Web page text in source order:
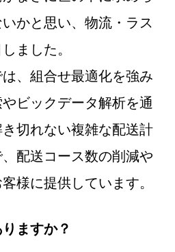
かと思い、物流・ラス
ました。
、組合せ最適化を強み
ビックデータ解析を通
切れない複雑な配送計
配送コース数の削減や
様に提供しています。
ますか？